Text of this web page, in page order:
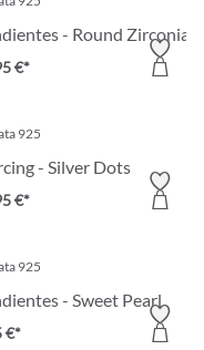
- Round Zirconia
€*
925
- Silver Dots
€*
925
- Sweet Pearl
€*